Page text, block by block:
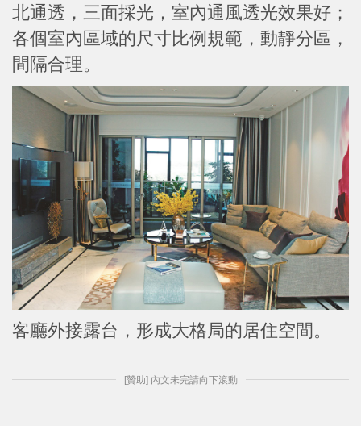
北通透，三面採光，室內通風透光效果好；
各個室內區域的尺寸比例規範，動靜分區，
間隔合理。
客廳外接露台，形成大格局的居住空間。
[贊助] 內文未完請向下滾動